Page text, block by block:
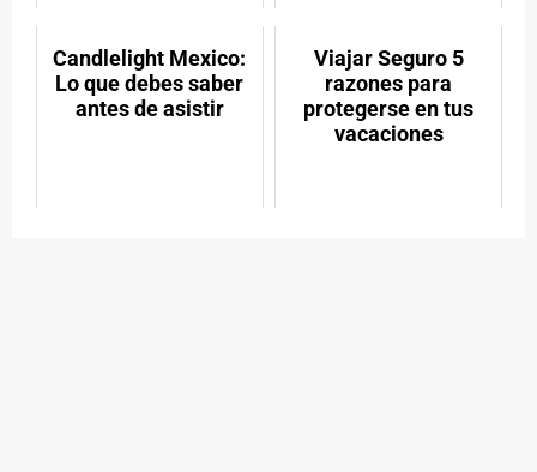
Candlelight Mexico:
Lo que debes saber
antes de asistir
Viajar Seguro 5
razones para
protegerse en tus
vacaciones